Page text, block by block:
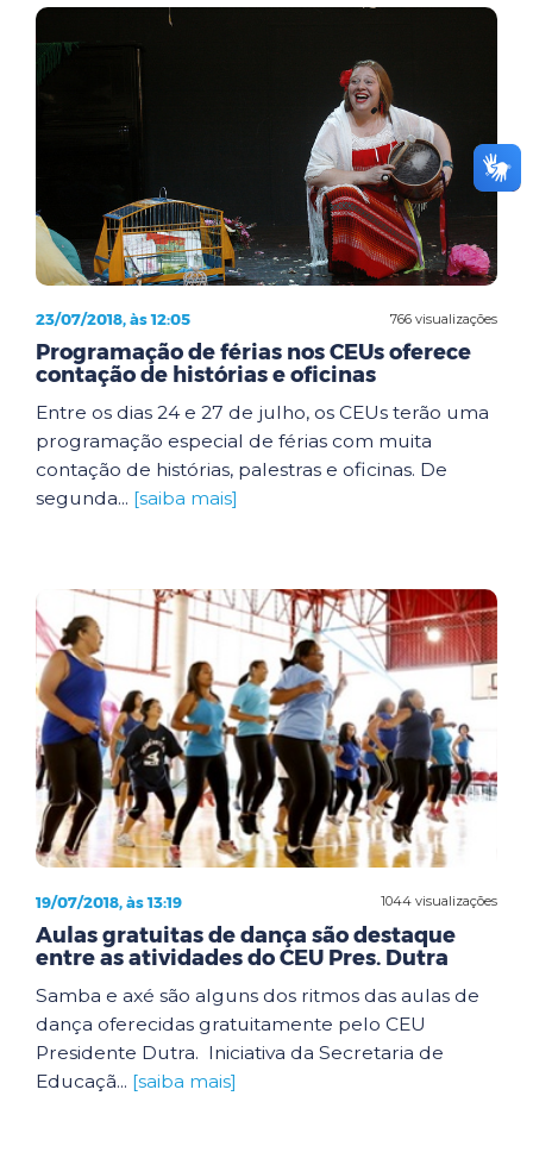
766 visualizações
23/07/2018, às 12:05
Programação de férias nos CEUs oferece
contação de histórias e oficinas
Entre os dias 24 e 27 de julho, os CEUs terão uma
programação especial de férias com muita
contação de histórias, palestras e oficinas. De
segunda... [saiba mais]
1044 visualizações
19/07/2018, às 13:19
Aulas gratuitas de dança são destaque
entre as atividades do CEU Pres. Dutra
Samba e axé são alguns dos ritmos das aulas de
dança oferecidas gratuitamente pelo CEU
Presidente Dutra. Iniciativa da Secretaria de
Educaçã... [saiba mais]